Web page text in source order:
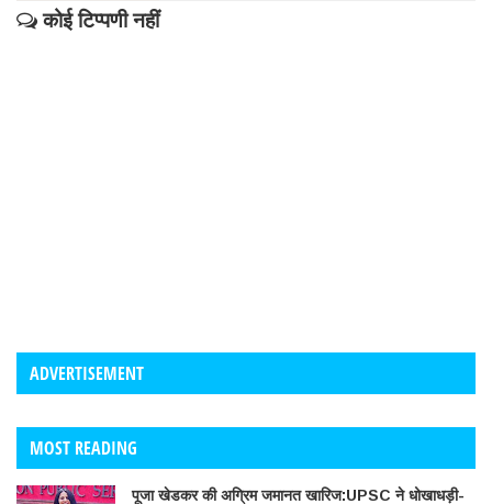
कोई टिप्पणी नहीं
ADVERTISEMENT
MOST READING
पूजा खेडकर की अग्रिम जमानत खारिज:UPSC ने धोखाधड़ी-